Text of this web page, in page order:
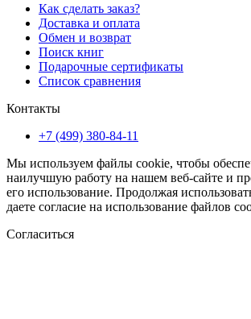
Как сделать заказ?
Доставка и оплата
Обмен и возврат
Поиск книг
Подарочные сертификаты
Список сравнения
Контакты
+7 (499) 380-84-11
Мы используем файлы cookie, чтобы
наилучшую работу на нашем веб-сайте и
его использование. Продолжая
даете согласие на использование файлов
Согласиться